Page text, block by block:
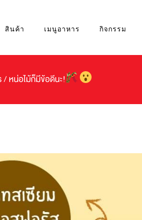
สินค้า เมนูอาหาร กิจกรรม
/ หน่อไม้ก็มีข้อดีนะ!